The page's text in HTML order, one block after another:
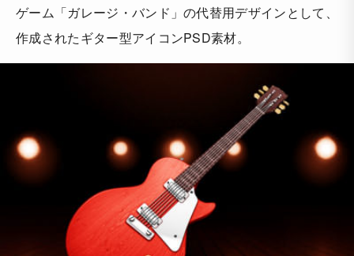
ゲーム「ガレージ・バンド」の代替用デザインとして、
作成されたギター型アイコンPSD素材。